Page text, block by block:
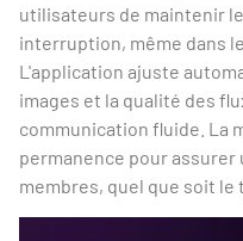
utilisateurs de maintenir
interruption, même dans
L'application ajuste
images et la qualité des
communication fluide. La
permanence pour
membres, quel que soit le